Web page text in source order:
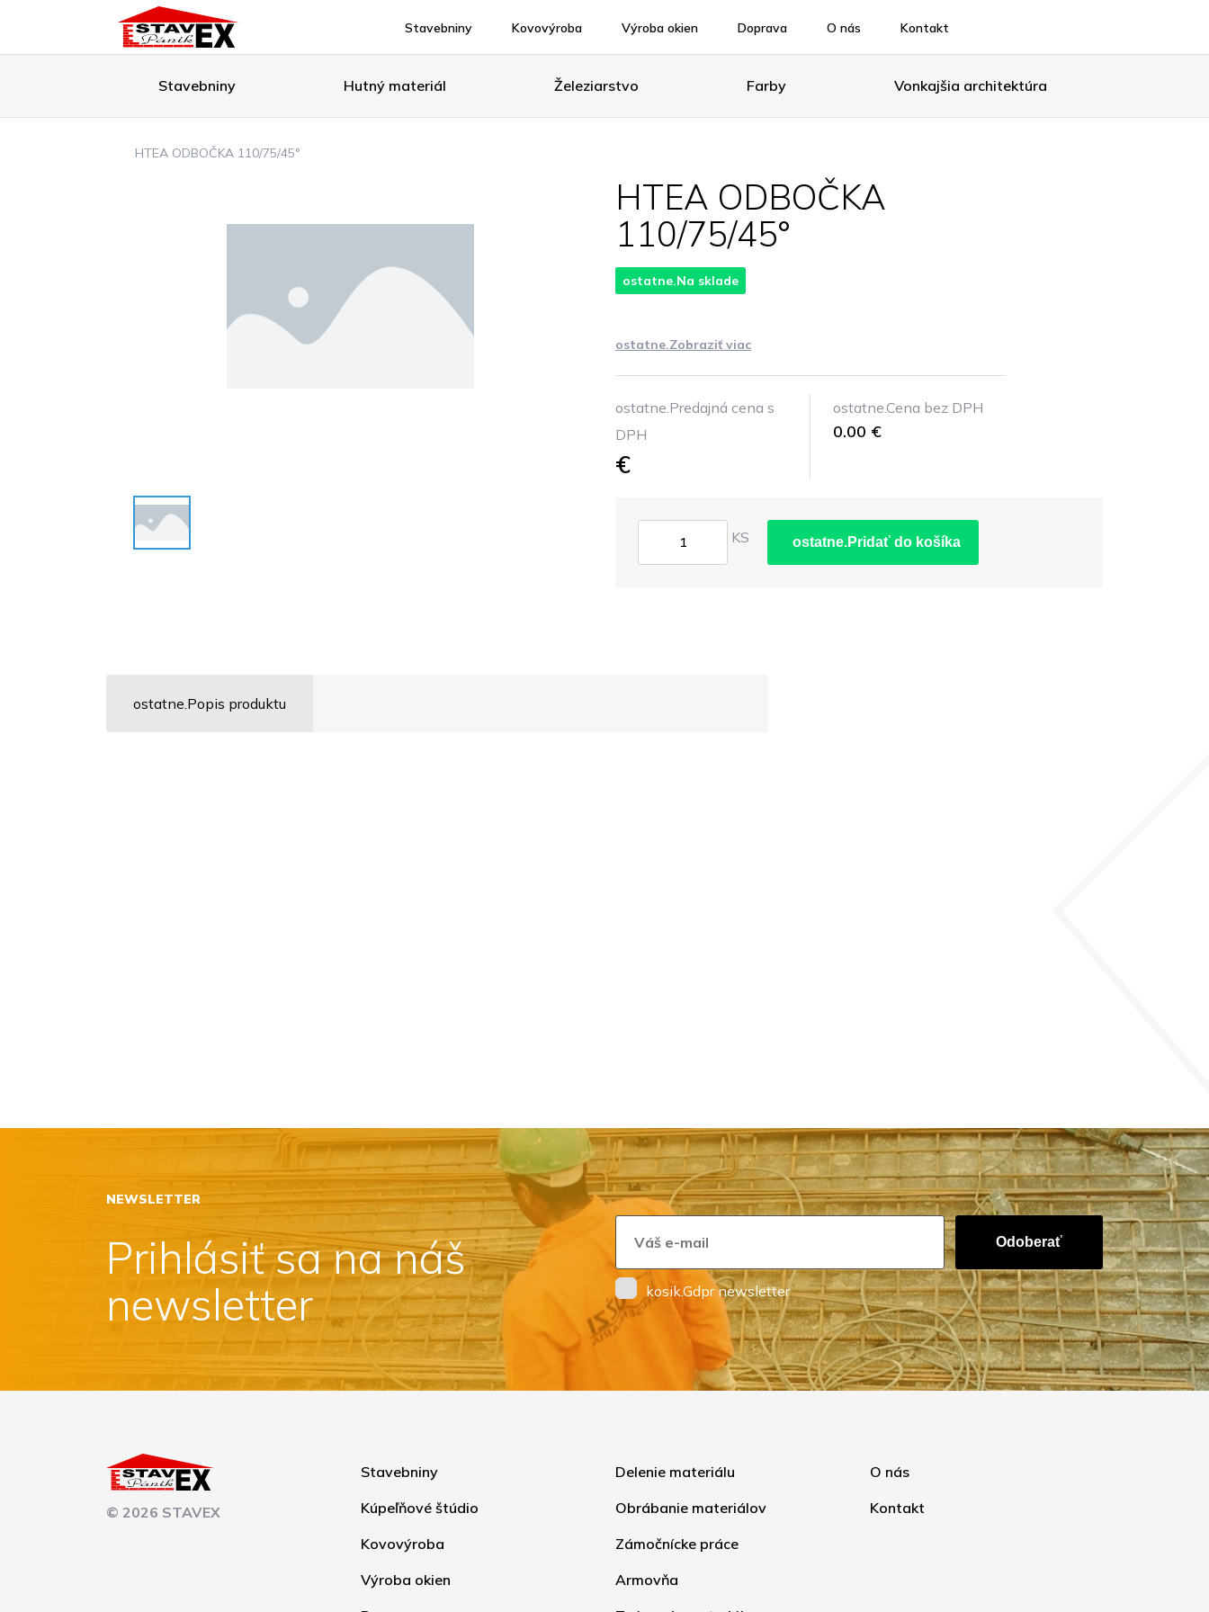
Stavebniny Kovovýroba Výroba okien Doprava O nás Kontakt
Stavebniny Hutný materiál Železiarstvo Farby Vonkajšia architektúra
HTEA ODBOČKA 110/75/45°
HTEA ODBOČKA
110/75/45°
ostatne.Na sklade
ostatne.Zobraziť viac
ostatne.Predajná cena s
DPH
€
ostatne.Cena bez DPH
0.00 €
KS ostatne.Pridať do košíka
ostatne.Popis produktu
NEWSLETTER
Prihlásiť sa na náš
newsletter
Odoberať
kosik.Gdpr newsletter
© 2026 STAVEX
Stavebniny
Kúpeľňové štúdio
Kovovýroba
Výroba okien
Delenie materiálu
Obrábanie materiálov
Zámočnícke práce
Armovňa
O nás
Kontakt